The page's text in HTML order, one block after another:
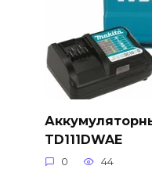
TD111DWAE
0 44